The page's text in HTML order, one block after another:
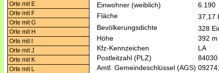
Orte mit E
Orte mit F
Orte mit G
Orte mit H
Orte mit I
Orte mit J
Orte mit K
Orte mit L
Einwohner (weiblich)
6.190
Fläche
37,17
Bevölkerungsdichte
328
Höhe
392 m
Kfz-Kennzeichen
LA
Postleitzahl (PLZ)
84030
Amtl. Gemeindeschlüssel (AGS)